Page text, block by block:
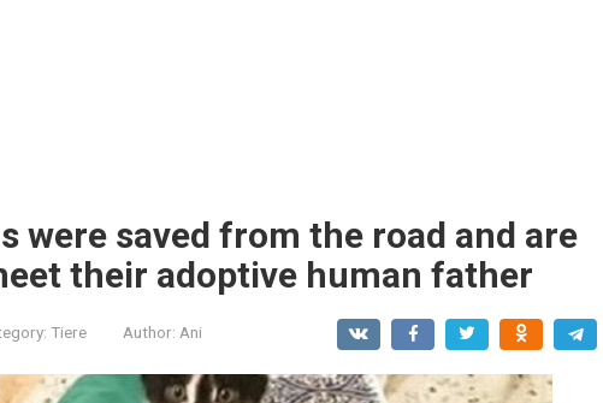
were saved from the road and are
their adoptive human father
Tiere Author: Ani